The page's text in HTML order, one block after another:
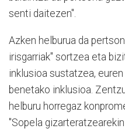
senti daitezen".
Azken helburua da
irisgarriak" sortzea eta
inklusioa sustatzea,
benetako inklusioa.
helburu horregaz
"Sopela